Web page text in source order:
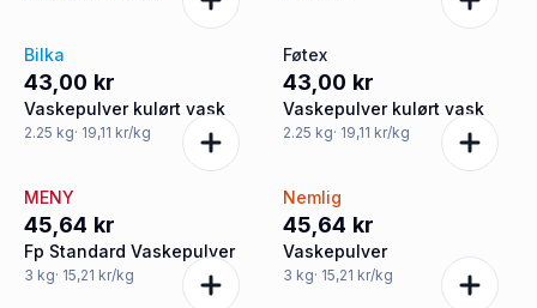
Bilka
43,00 kr
Vaskepulver kulørt vask
2.25 kg· 19,11 kr/kg
Føtex
43,00 kr
Vaskepulver kulørt vask
2.25 kg· 19,11 kr/kg
MENY
45,64 kr
Fp Standard Vaskepulver
3 kg· 15,21 kr/kg
Nemlig
45,64 kr
Vaskepulver
3 kg· 15,21 kr/kg